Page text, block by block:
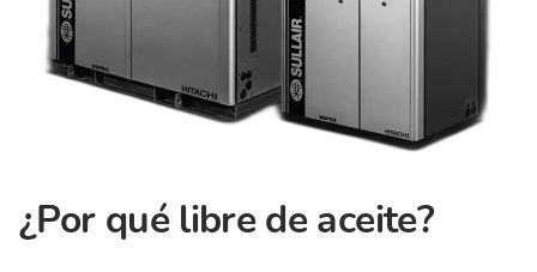
¿Por qué libre de aceite?